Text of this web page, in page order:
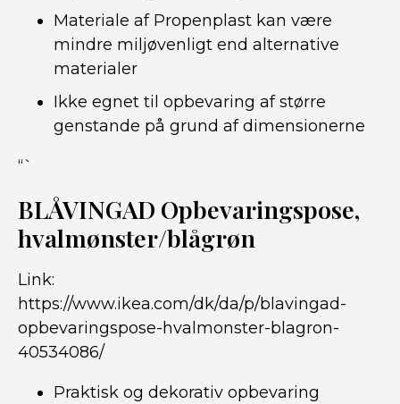
Materiale af Propenplast kan være
mindre miljøvenligt end alternative
materialer
Ikke egnet til opbevaring af større
genstande på grund af dimensionerne
“`
BLÅVINGAD Opbevaringspose,
hvalmønster/blågrøn
Link:
https://www.ikea.com/dk/da/p/blavingad-
opbevaringspose-hvalmonster-blagron-
40534086/
Praktisk og dekorativ opbevaring